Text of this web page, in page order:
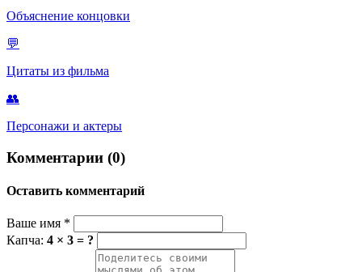
Объяснение концовки
💬
Цитаты из фильма
👥
Персонажи и актеры
Комментарии (0)
Оставить комментарий
Ваше имя *
Капча: 4 × 3 = ?